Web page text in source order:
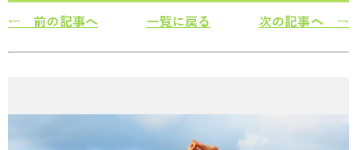
← 前の記事へ 一覧に戻る 次の記事へ →